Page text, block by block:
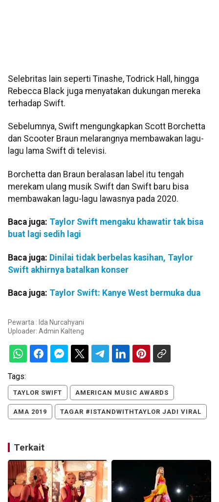
Selebritas lain seperti Tinashe, Todrick Hall, hingga
Rebecca Black juga menyatakan dukungan mereka
terhadap Swift.
Sebelumnya, Swift mengungkapkan Scott Borchetta
dan Scooter Braun melarangnya membawakan lagu-
lagu lama Swift di televisi.
Borchetta dan Braun beralasan label itu tengah
merekam ulang musik Swift dan Swift baru bisa
membawakan lagu-lagu lawasnya pada 2020.
Baca juga: Taylor Swift mengaku khawatir tak bisa
buat lagi sedih lagi
Baca juga: Dinilai tidak berbelas kasihan, Taylor
Swift akhirnya batalkan konser
Baca juga: Taylor Swift: Kanye West bermuka dua
Pewarta : Ida Nurcahyani
Uploader: Admin Kalteng
Tags:
TAYLOR SWIFT AMERICAN MUSIC AWARDS
AMA 2019 TAGAR #ISTANDWITHTAYLOR JADI VIRAL
Terkait